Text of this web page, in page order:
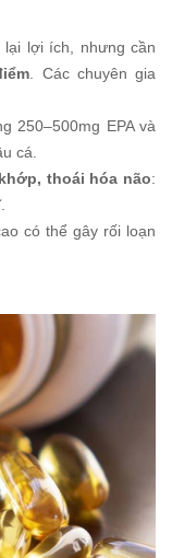
lại lợi ích, nhưng cần
. Các chuyên gia
250–500mg EPA và
cá.
thoái hóa não:
có thể gây rối loạn